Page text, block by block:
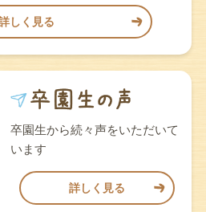
しく見る
卒園生から続々声をいただいて
います
詳しく見る